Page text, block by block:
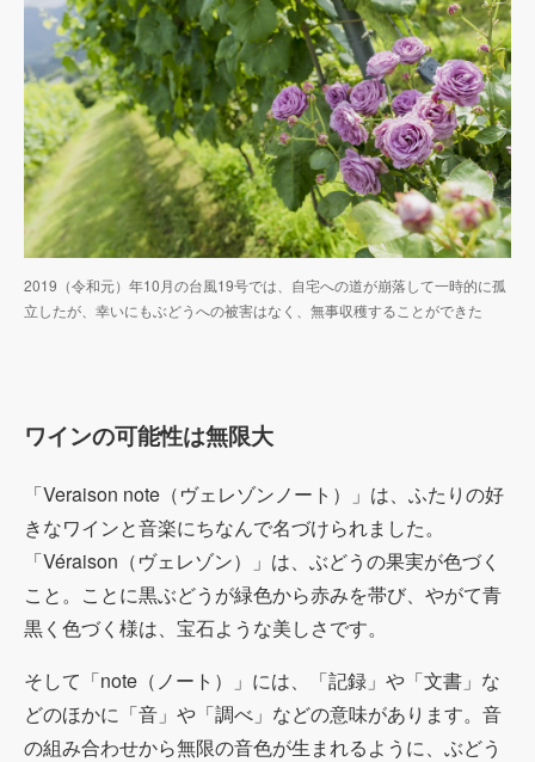
2019（令和元）年10月の台風19号では、自宅への道が崩落して一時的に孤
立したが、幸いにもぶどうへの被害はなく、無事収穫することができた
ワインの可能性は無限大
「Veraison note（ヴェレゾンノート）」は、ふたりの好
きなワインと音楽にちなんで名づけられました。
「Véraison（ヴェレゾン）」は、ぶどうの果実が色づく
こと。ことに黒ぶどうが緑色から赤みを帯び、やがて青
黒く色づく様は、宝石ような美しさです。
そして「note（ノート）」には、「記録」や「文書」な
どのほかに「音」や「調べ」などの意味があります。音
の組み合わせから無限の音色が生まれるように、ぶどう